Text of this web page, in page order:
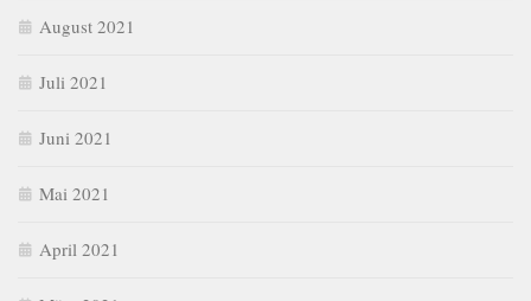
August 2021
Juli 2021
Juni 2021
Mai 2021
April 2021